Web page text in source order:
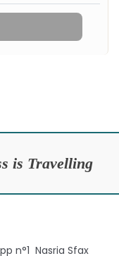
is Travelling
n°1 Nasria Sfax